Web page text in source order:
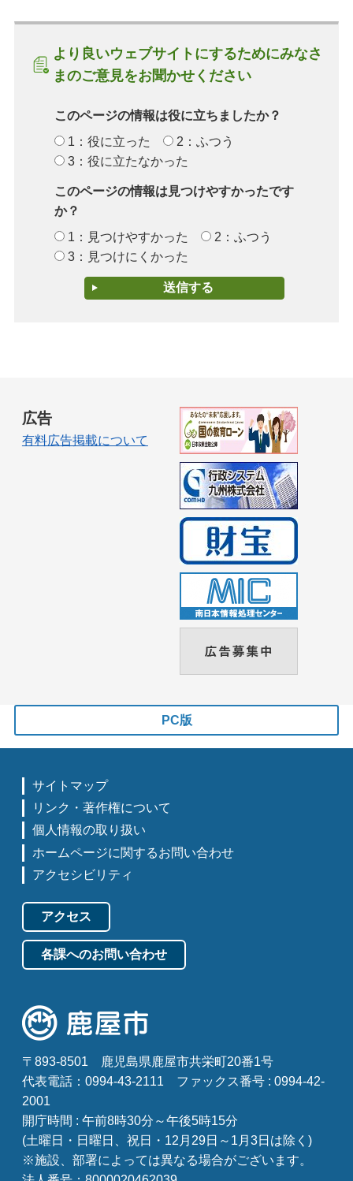
より良いウェブサイトにするためにみなさ
まのご意見をお聞かせください
このページの情報は役に立ちましたか？
1：役に立った
2：ふつう
3：役に立たなかった
このページの情報は見つけやすかったです
か？
1：見つけやすかった
2：ふつう
3：見つけにくかった
広告
有料広告掲載について
PC版
サイトマップ
リンク・著作権について
個人情報の取り扱い
ホームページに関するお問い合わせ
アクセシビリティ
アクセス
各課へのお問い合わせ
〒893-8501
鹿児島県鹿屋市共栄町20番1号
代表電話：0994-43-2111
ファックス番号 : 0994-42-
2001
開庁時間 : 午前8時30分～午後5時15分
(土曜日・日曜日、祝日・12月29日～1月3日は除く)
※施設、部署によっては異なる場合がございます。